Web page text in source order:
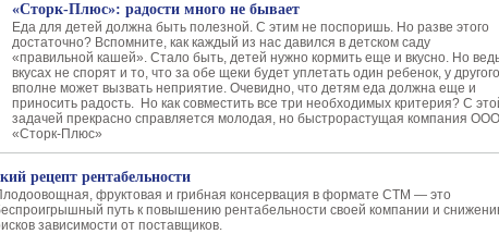
«Сторк-Плюс»: радости много не бывает
Еда для детей должна быть полезной. С этим не поспоришь. Но разве этого
достаточно? Вспомните, как каждый из нас давился в детском саду
«правильной кашей». Стало быть, детей нужно кормить еще и вкусно. Но
вкусах не спорят и то, что за обе щеки будет уплетать один ребенок, у другого
вполне может вызвать неприятие. Очевидно, что детям еда должна еще и
приносить радость. Но как совместить все три необходимых критерия? С
задачей прекрасно справляется молодая, но быстрорастущая компания ООО
«Сторк-Плюс»
рецепт рентабельности
фруктовая и грибная консервация в формате СТМ — это
путь к повышению рентабельности своей компании и
зависимости от поставщиков.